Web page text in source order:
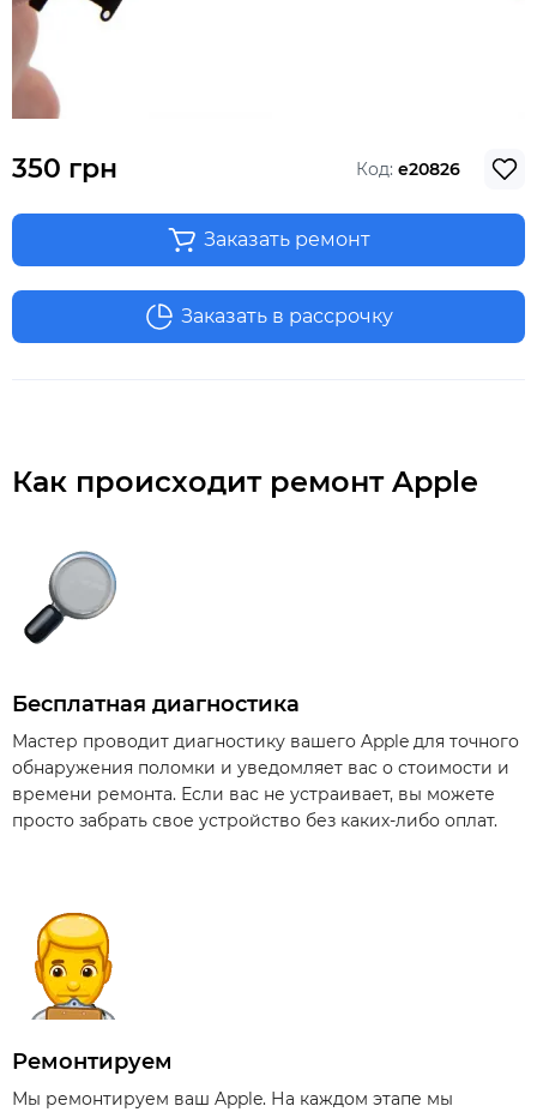
350 грн Код: e20826
Заказать ремонт
Заказать в рассрочку
Как происходит ремонт Apple
Бесплатная диагностика
Мастер проводит диагностику вашего Apple для точного
обнаружения поломки и уведомляет вас о стоимости и
времени ремонта. Если вас не устраивает, вы можете
просто забрать свое устройство без каких-либо оплат.
Ремонтируем
Мы ремонтируем ваш Apple. На каждом этапе мы